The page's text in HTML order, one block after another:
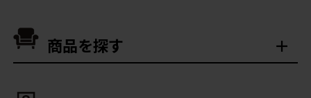
商品を探す